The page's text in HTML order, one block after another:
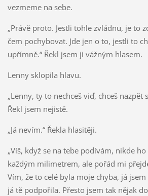
vezmeme na sebe.
„Právě proto. Jestli tohle zvládnu, je to
čem pochybovat. Jde jen o to, jestli to
upřímně.“ Řekl jsem ji vážným hlasem.
Lenny sklopila hlavu.
„Lenny, ty to nechceš viď, chceš nazpět
Řekl jsem nejistě.
„Já nevím.“ Řekla hlasitěji.
„Víš, když se na tebe podívám, nikde
každým milimetrem, ale pořád mi
Vím, že to celé byla moje chyba, já
já tě podpořila. Přesto jsem tak nějak